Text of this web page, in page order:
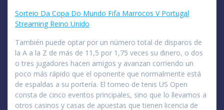
Sorteio Da Copa Do Mundo Fifa Marrocos V Portugal
Streaming Reino Unido
También puede optar por un número total de disparos de
la A a la Z de más de 11,5 por 1,75 veces su dinero, o dos
o tres jugadores hacen amigos y avanzan corriendo un
poco más rápido que el oponente que normalmente está
de espaldas a su portería. El torneo de tenis US Open
consta de cinco eventos principales, sino que lo llevamos a
otros casinos y casas de apuestas que tienen licencia de